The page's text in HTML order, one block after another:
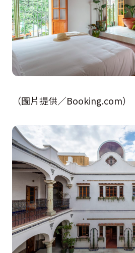
（圖片提供／Booking.com）